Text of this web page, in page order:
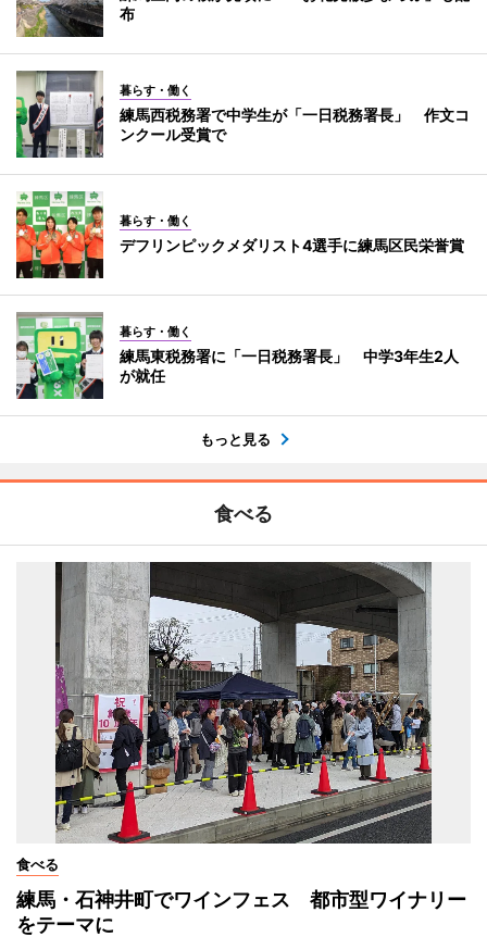
布
暮らす・働く
練馬西税務署で中学生が「一日税務署長」 作文コ
ンクール受賞で
暮らす・働く
デフリンピックメダリスト4選手に練馬区民栄誉賞
暮らす・働く
練馬東税務署に「一日税務署長」 中学3年生2人
が就任
もっと見る
食べる
食べる
練馬・石神井町でワインフェス 都市型ワイナリー
をテーマに